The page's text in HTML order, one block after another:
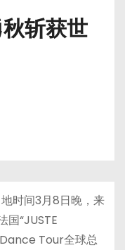
斩获世
时间3月8日晚，来
国“JUSTE
Tour全球总